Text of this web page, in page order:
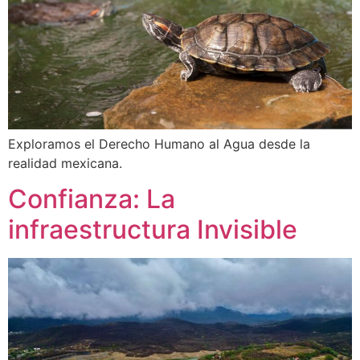
Exploramos el Derecho Humano al Agua desde la
realidad mexicana.
Confianza: La
infraestructura Invisible